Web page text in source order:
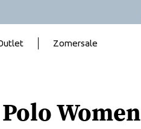
Zomersale
Women